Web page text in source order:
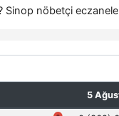
Sinop nöbetçi